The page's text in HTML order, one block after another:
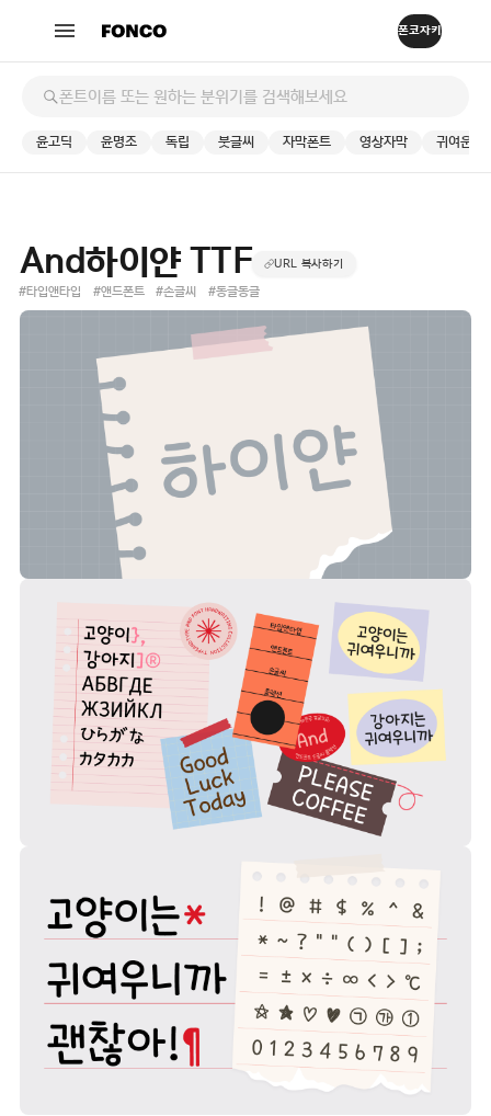
윤고딕 윤명조 독립 붓글씨 자막폰트 영상자막 귀여운
And하이얀 TTF URL 복사하기
#타입앤타입 #앤드폰트 #손글씨 #동글동글